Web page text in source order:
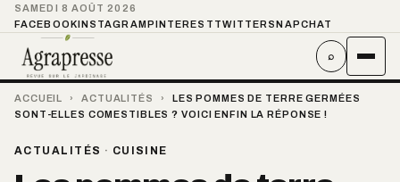
SAMEDI 8 AOÛT 2026
FACEBOOKINSTAGRAMPINTEREST TWITTER SNAPCHAT
⌕
ACCUEIL › ACTUALITÉS ›
LES POMMES DE TERRE GERMÉES
SONT-ELLES COMESTIBLES ? VOICI ENFIN LA RÉPONSE !
ACTUALITÉS · CUISINE